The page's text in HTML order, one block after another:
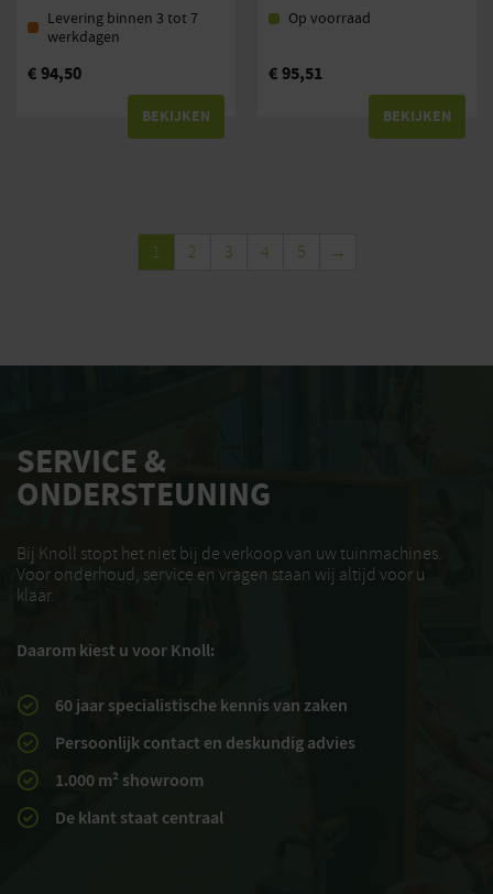
Levering binnen 3 tot 7
werkdagen
€94,50
BEKIJKEN
Op voorraad
€95,51
BEKIJKEN
1 2 3 4 5 →
SERVICE &
ONDERSTEUNING
Bij Knoll stopt het niet bij de verkoop van uw tuinmachines.
Voor onderhoud, service en vragen staan wij altijd voor u
klaar.
Daarom kiest u voor Knoll:
60 jaar specialistische kennis van zaken
Persoonlijk contact en deskundig advies
1.000 m² showroom
De klant staat centraal